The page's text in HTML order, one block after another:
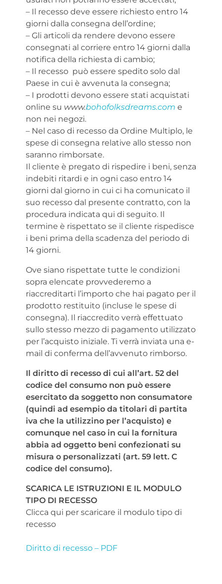
– Il recesso deve essere richiesto entro 14
giorni dalla consegna dell’ordine;
– Gli articoli da rendere devono essere
consegnati al corriere entro 14 giorni dalla
notifica della richiesta di cambio;
– Il recesso può essere spedito solo dal
Paese in cui è avvenuta la consegna;
– I prodotti devono essere stati acquistati
online su www.bohofolksdreams.com e
non nei negozi.
– Nel caso di recesso da Ordine Multiplo, le
spese di consegna relative allo stesso non
saranno rimborsate.
Il cliente è pregato di rispedire i beni, senza
indebiti ritardi e in ogni caso entro 14
giorni dal giorno in cui ci ha comunicato il
suo recesso dal presente contratto, con la
procedura indicata qui di seguito. Il
termine è rispettato se il cliente rispedisce
i beni prima della scadenza del periodo di
14 giorni.
Ove siano rispettate tutte le condizioni
sopra elencate provvederemo a
riaccreditarti l’importo che hai pagato per il
prodotto restituito (incluse le spese di
consegna). Il riaccredito verrà effettuato
sullo stesso mezzo di pagamento utilizzato
per l’acquisto iniziale. Ti verrà inviata una e-
mail di conferma dell’avvenuto rimborso.
Il diritto di recesso di cui all’art. 52 del
codice del consumo non può essere
esercitato da soggetto non consumatore
(quindi ad esempio da titolari di partita
iva che la utilizzino per l’acquisto) e
comunque nel caso in cui la fornitura
abbia ad oggetto beni confezionati su
misura o personalizzati (art. 59 lett. C
codice del consumo).
SCARICA LE ISTRUZIONI E IL MODULO
TIPO DI RECESSO
Clicca qui per scaricare il modulo tipo di
recesso
Diritto di recesso – PDF